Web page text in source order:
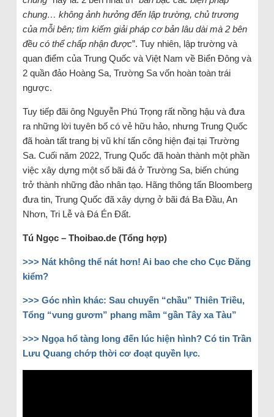
chung… không ảnh hưởng đến lập trường, chủ trương
của mỗi bên; tìm kiếm giải pháp cơ bản lâu dài mà 2 bên
đều có thể chấp nhận được”. Tuy nhiên, lập trường và
quan điểm của Trung Quốc và Việt Nam về Biển Đông và
2 quần đảo Hoàng Sa, Trường Sa vốn hoàn toàn trái
ngược.
Tuy tiếp đãi ông Nguyễn Phú Trọng rất nồng hậu và đưa
ra những lời tuyên bố có vẻ hữu hảo, nhưng Trung Quốc
đã hoàn tất trang bị vũ khí tấn công hiện đại tại Trường
Sa. Cuối năm 2022, Trung Quốc đã hoàn thành một phần
việc xây dựng một số bãi đá ở Trường Sa, biến chúng
trở thành những đảo nhân tạo. Hãng thông tấn Bloomberg
đưa tin, Trung Quốc đã xây dựng ở bãi đá Ba Đầu, An
Nhơn, Tri Lễ và Đá Én Đất.
Tú Ngọc – Thoibao.de (Tổng hợp)
>>> Nát không thể nát hơn! Ai bao che cho Cục Đăng
kiểm?
>>> Góc nhìn khác: Sau chuyến “chầu” Thiên Triều,
Tổng “vung gươm” phang mầm “gần Tây xa Tàu”
>>> Ngọa hổ tàng long đến lúc hiện hình? Có tin Trần
Lưu Quang chớp thời cơ đoạt quyền lực.